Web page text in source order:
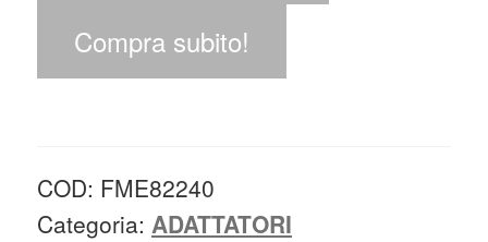
Compra subito!
COD: FME82240
Categoria: ADATTATORI